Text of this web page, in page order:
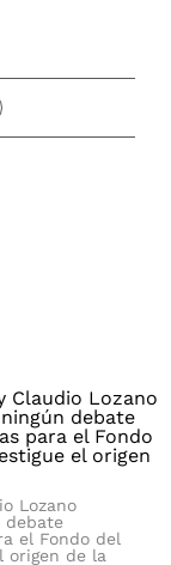
Lozano
debate
el Fondo del
origen de la